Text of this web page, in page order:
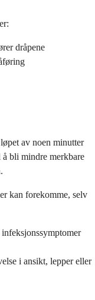
dråpene
av noen minutter
å bli mindre merkbare
kan forekomme, selv
i ansikt, lepper eller